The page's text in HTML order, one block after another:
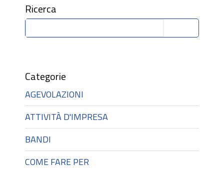
Ricerca
Categorie
AGEVOLAZIONI
ATTIVITÀ D'IMPRESA
BANDI
COME FARE PER